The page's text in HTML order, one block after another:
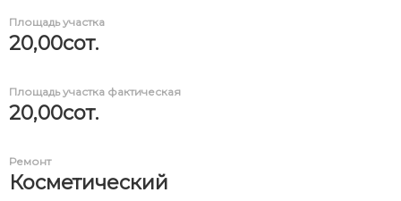
Площадь участка
20,00сот.
Площадь участка фактическая
20,00сот.
Ремонт
Косметический